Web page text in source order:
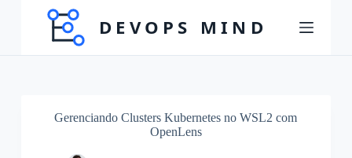
Gerenciando Clusters Kubernetes no WSL2 com
OpenLens